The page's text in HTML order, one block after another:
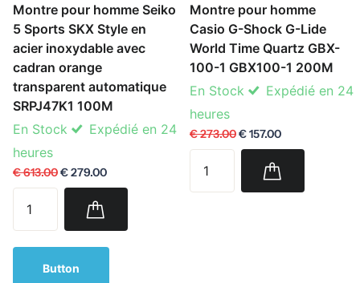
Montre pour homme Seiko
5 Sports SKX Style en
acier inoxydable avec
cadran orange
transparent automatique
SRPJ47K1 100M
En Stock
Expédié en 24
heures
€ 613.00€ 279.00
Montre pour homme
Casio G-Shock G-Lide
World Time Quartz GBX-
100-1 GBX100-1 200M
En Stock
Expédié en 24
heures
€ 273.00€ 157.00
Button